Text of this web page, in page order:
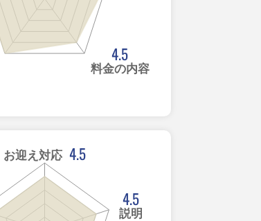
4.5
料金の内容
お迎え対応 4.5
4.5
説明